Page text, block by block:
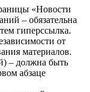
«Новости
– обязательна
гиперссылка.
от
материалов.
– должна быть
абзаце